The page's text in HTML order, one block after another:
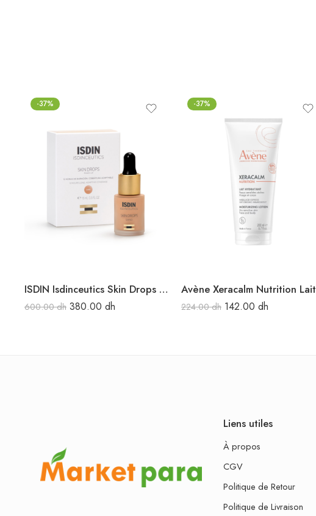
-37%
ISDIN Isdinceutics Skin Drops SAND 15ML
600.00dh 380.00 dh
-37%
224.00dh 142.00 dh
Liens utiles
À propos
CGV
Politique de Retour
Politique de Livraison